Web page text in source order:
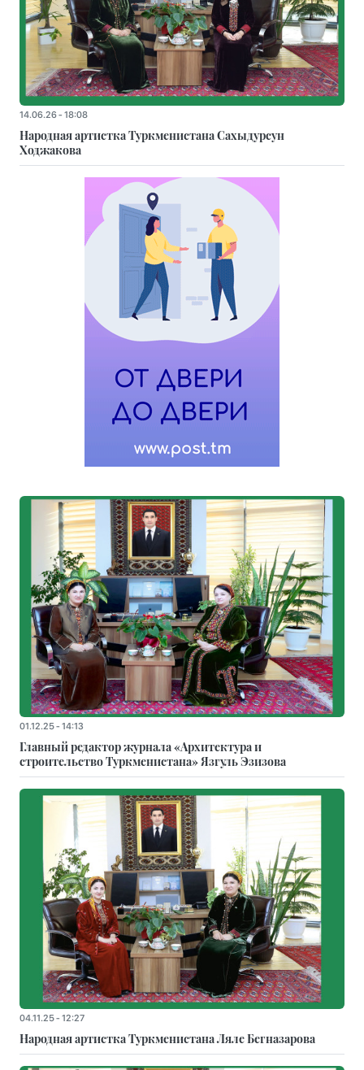
14.06.26 - 18:08
Народная артистка Туркменистана Сахыдурсун
Ходжакова
01.12.25 - 14:13
Главный редактор журнала «Архитектура и
строительство Туркменистана» Язгуль Эзизова
04.11.25 - 12:27
Народная артистка Туркменистана Ляле Бегназарова